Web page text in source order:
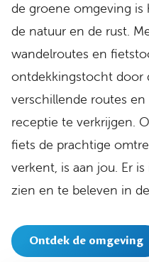
de groene omgeving
de natuur en de rust.
wandelroutes en
ontdekkingstocht door
verschillende routes
receptie te verkrijgen.
fiets de prachtige
verkent, is aan jou. Er
zien en te beleven in
Ontdek de omgeving